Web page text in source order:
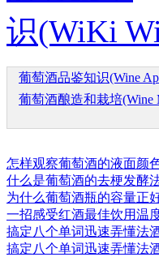
识(WiKi
葡萄酒品鉴知识(Wine
葡萄酒酿造和栽培(Wine
怎样观察葡萄酒的液面颜
什么是葡萄酒的去梗发酵
为什么葡萄酒瓶的容量正
一招感受红酒最佳饮用温
搞定八个单词迅速弄懂法
搞定八个单词迅速弄懂法